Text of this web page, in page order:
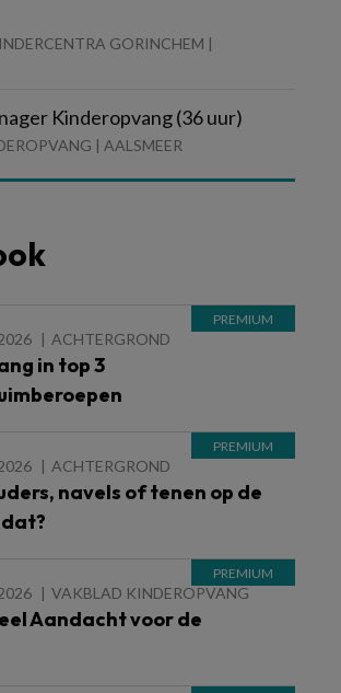
GORINCHEM |
Kinderopvang (36 uur)
| AALSMEER
ACHTERGROND
in top 3
ACHTERGROND
navels of tenen op de
VAKBLAD KINDEROPVANG
Aandacht voor de